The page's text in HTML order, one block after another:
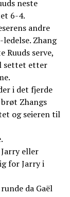
neste
6-4.
andre
Zhang
Ruuds serve,
settet etter
i det fjerde
Zhangs
og seieren til
eller
for Jarry i
da Gaël